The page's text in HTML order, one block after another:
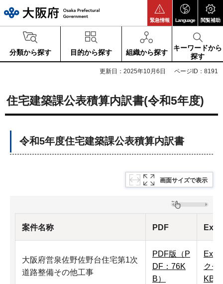
緊急情報 Language 閲覧補助
分類から探す 目的から探す 組織から探す
キーワードから
探す
更新日：2025年10月6日 ページID：8191
住宅建築課公表積算内訳書(令和5年度)
令和5年度住宅建築課公表積算内訳書
画面サイズで表示
案件名称 PDF
大阪府営泉佐野佐野台住宅第1次
道路整備その他工事
PDF版（P
DF：76K
B）
クセ
KB）